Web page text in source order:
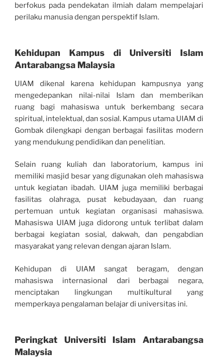
berfokus pada pendekatan ilmiah dalam mempelajari
perilaku manusia dengan perspektif Islam.
Kehidupan Kampus di Universiti Islam
Antarabangsa Malaysia
UIAM dikenal karena kehidupan kampusnya yang
mengedepankan nilai-nilai Islam dan memberikan
ruang bagi mahasiswa untuk berkembang secara
spiritual, intelektual, dan sosial. Kampus utama UIAM di
Gombak dilengkapi dengan berbagai fasilitas modern
yang mendukung pendidikan dan penelitian.
Selain ruang kuliah dan laboratorium, kampus ini
memiliki masjid besar yang digunakan oleh mahasiswa
untuk kegiatan ibadah. UIAM juga memiliki berbagai
fasilitas olahraga, pusat kebudayaan, dan ruang
pertemuan untuk kegiatan organisasi mahasiswa.
Mahasiswa UIAM juga didorong untuk terlibat dalam
berbagai kegiatan sosial, dakwah, dan pengabdian
masyarakat yang relevan dengan ajaran Islam.
Kehidupan di UIAM sangat beragam, dengan
mahasiswa internasional dari berbagai negara,
menciptakan lingkungan multikultural yang
memperkaya pengalaman belajar di universitas ini.
Peringkat Universiti Islam Antarabangsa
Malaysia